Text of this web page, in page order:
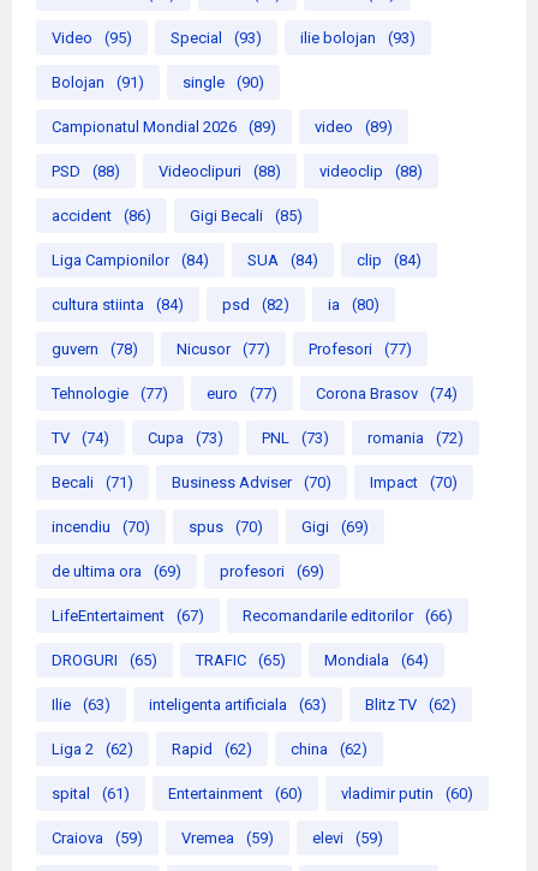
Video (95) Special (93) ilie bolojan (93)
Bolojan (91) single (90)
Campionatul Mondial 2026 (89) video (89)
PSD (88) Videoclipuri (88) videoclip (88)
accident (86) Gigi Becali (85)
Liga Campionilor (84) SUA (84) clip (84)
cultura stiinta (84) psd (82) ia (80)
guvern (78) Nicusor (77) Profesori (77)
Tehnologie (77) euro (77) Corona Brasov (74)
TV (74) Cupa (73) PNL (73) romania (72)
Becali (71) Business Adviser (70) Impact (70)
incendiu (70) spus (70) Gigi (69)
de ultima ora (69) profesori (69)
LifeEntertaiment (67) Recomandarile editorilor (66)
DROGURI (65) TRAFIC (65) Mondiala (64)
Ilie (63) inteligenta artificiala (63) Blitz TV (62)
Liga 2 (62) Rapid (62) china (62)
spital (61) Entertainment (60) vladimir putin (60)
Craiova (59) Vremea (59) elevi (59)